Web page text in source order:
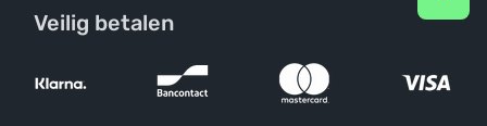
Veilig betalen